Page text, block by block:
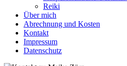
Reiki
Über mich
Abrechnung und Kosten
Kontakt
Impressum
Datenschutz